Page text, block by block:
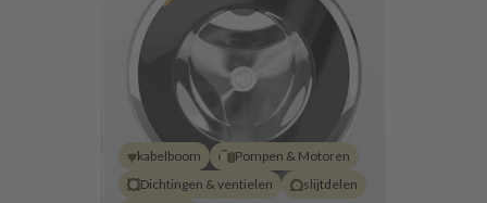
kabelboom
Pompen & Motoren
Dichtingen & ventielen
slijtdelen